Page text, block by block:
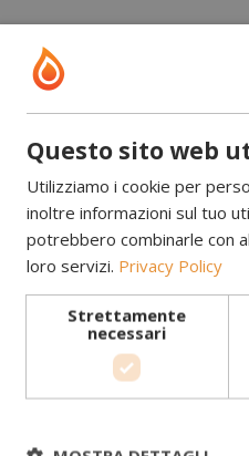
Questo sito web
Utilizziamo i cookie per
inoltre informazioni sul tuo
potrebbero combinarle con
loro servizi. Privacy Policy
Strettamente
necessari